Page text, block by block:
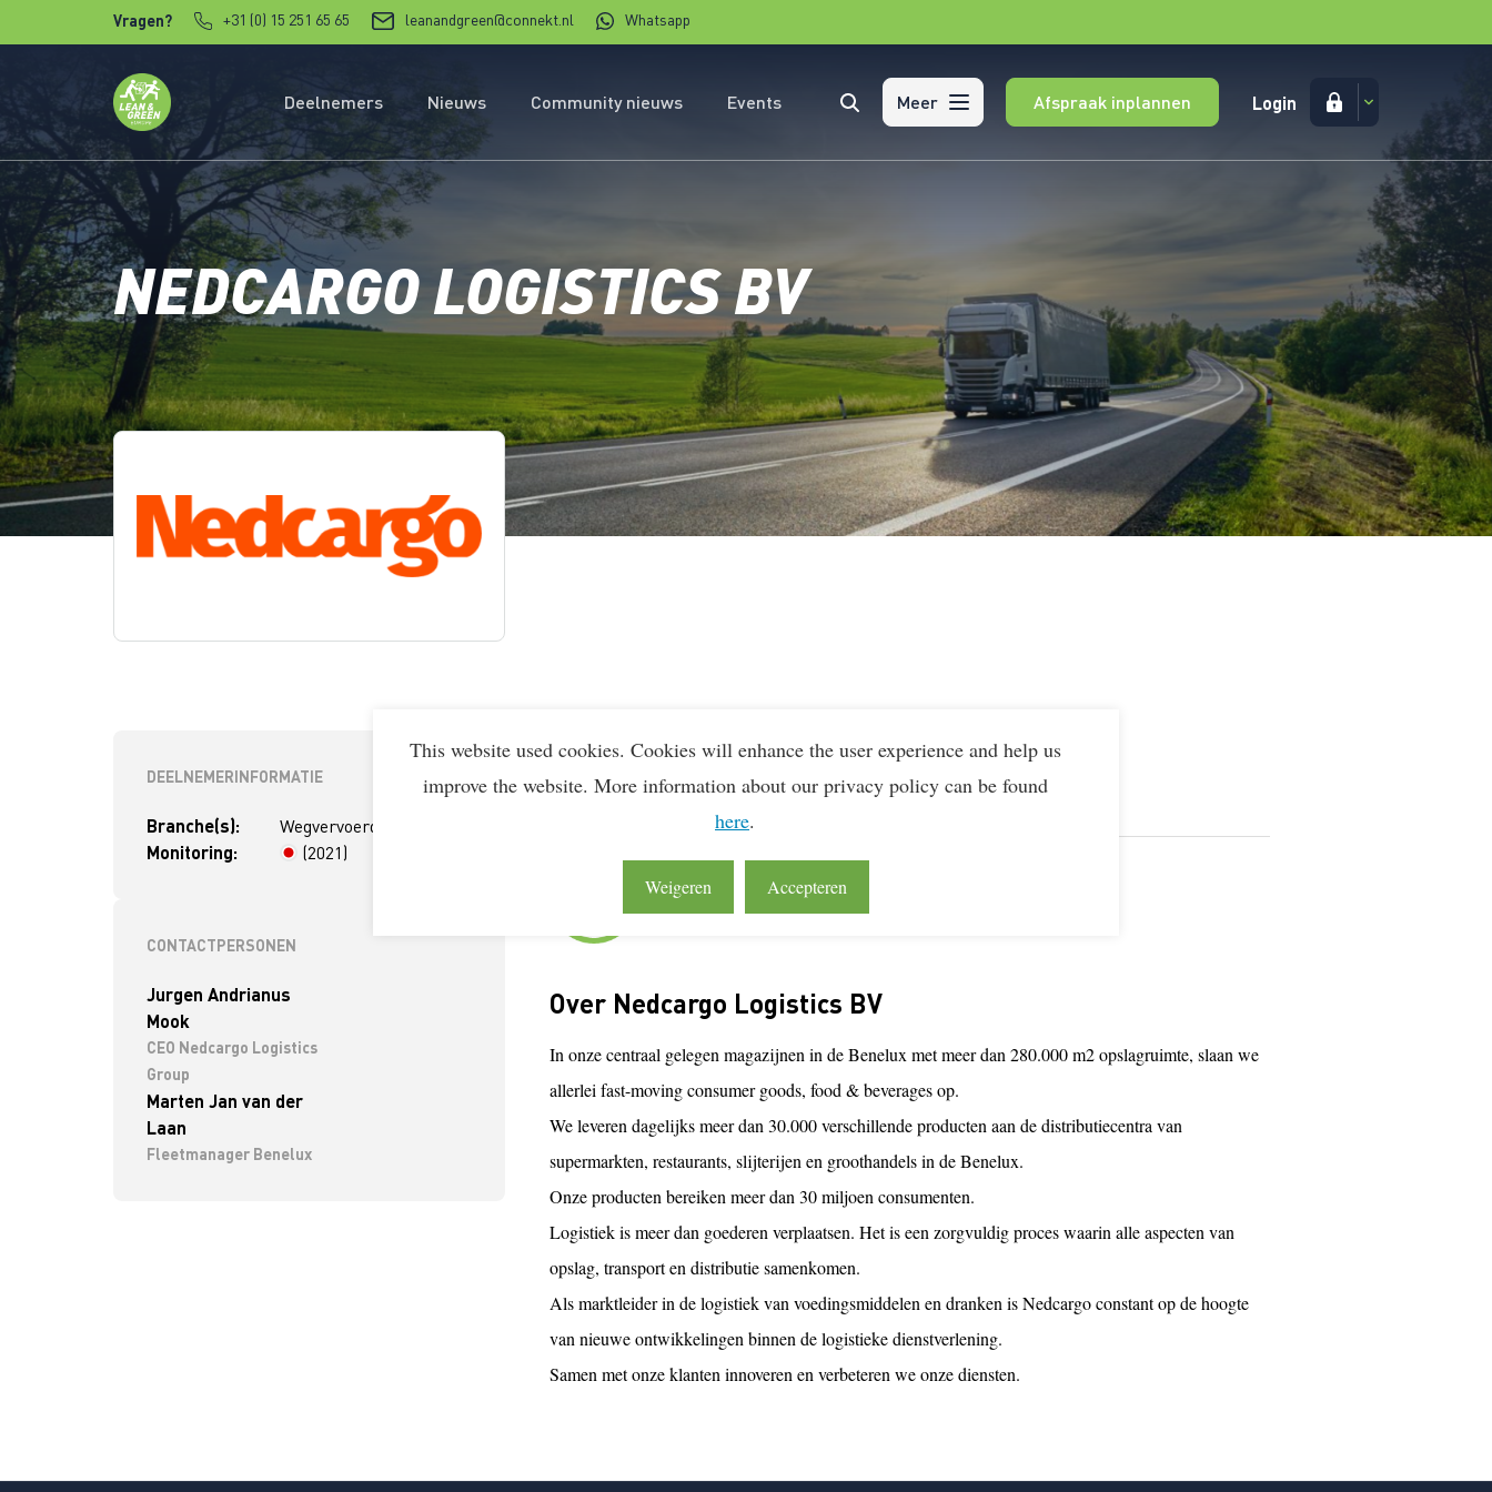
Verder naar contentVragen? +31 (0) 15 251 65 65 leanandgreen@connekt.nl Whatsapp
Deelnemers Nieuws Community nieuws EventsZoeken Meer Afspraak inplannen Login
NEDCARGO LOGISTICS BV
DEELNEMERINFORMATIE
Branche(s): Wegvervoerder
Monitoring:
> 4 jaar
(2021)
CONTACTPERSONEN
Jurgen Andrianus
Mook
CEO Nedcargo Logistics
Group
Marten Jan van der
Laan
Fleetmanager Benelux
Lean & Green Milestones
LEAN & GREEN 2e Ster
21 dec 2021
LEAN & GREEN 1e Ster
30 mei 2018
Over Nedcargo Logistics BV
In onze centraal gelegen magazijnen in de Benelux met meer dan 280.000 m2 opslagruimte, slaan we
allerlei fast-moving consumer goods, food & beverages op.
We leveren dagelijks meer dan 30.000 verschillende producten aan de distributiecentra van
supermarkten, restaurants, slijterijen en groothandels in de Benelux.
Onze producten bereiken meer dan 30 miljoen consumenten.
Logistiek is meer dan goederen verplaatsen. Het is een zorgvuldig proces waarin alle aspecten van
opslag, transport en distributie samenkomen.
Als marktleider in de logistiek van voedingsmiddelen en dranken is Nedcargo constant op de hoogte
van nieuwe ontwikkelingen binnen de logistieke dienstverlening.
Samen met onze klanten innoveren en verbeteren we onze diensten.
This website used cookies. Cookies will enhance the user experience and help us
improve the website. More information about our privacy policy can be found
here.
Weigeren Accepteren